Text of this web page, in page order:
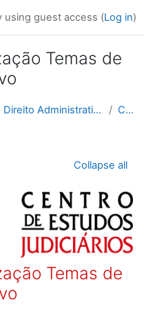
using guest access (Log in)
Temas de
Direito Administrativo e Fiscal C3_2
Collapse all
Temas de